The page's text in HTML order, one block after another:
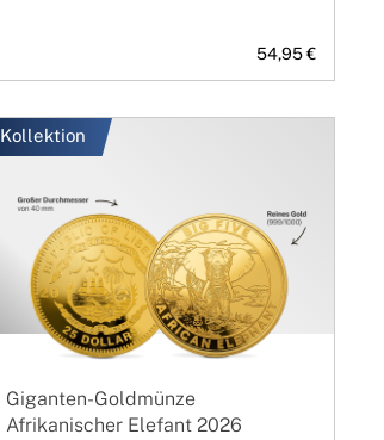
54,95 €
Kollektion
Giganten-Goldmünze
Afrikanischer Elefant 2026